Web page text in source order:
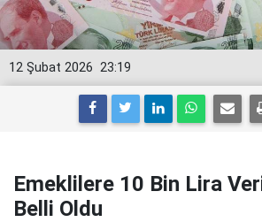
23:19
12 Şubat 2026
Emeklilere 10 Bin Lira
Belli Oldu